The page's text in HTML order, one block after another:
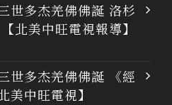
世多杰羌佛佛誕 洛杉
北美中旺電視報導】
世多杰羌佛佛誕 《經
美中旺電視】